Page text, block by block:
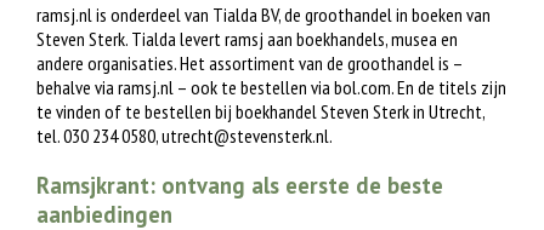
ramsj.nl is onderdeel van Tialda BV, de groothandel in boeken van
Steven Sterk. Tialda levert ramsj aan boekhandels, musea en
andere organisaties. Het assortiment van de groothandel is –
behalve via ramsj.nl – ook te bestellen via bol.com. En de titels zijn
te vinden of te bestellen bij boekhandel Steven Sterk in Utrecht,
tel. 030 234 0580,utrecht@stevensterk.nl.
Ramsjkrant: ontvang als eerste de beste
aanbiedingen